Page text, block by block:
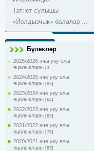
Татнет сулышы
«Йолдызчык» балалар ...
Бүлекләр
2025/2026 нчы уку елы
яңалыклары [3]
2024/2025 нче уку елы
яңалыклары [87]
2023/2024 нче уку елы
яңалыклары [64]
2022/2023 нче уку елы
яңалыклары [65]
2021/2022 нче уку елы
яңалыклары [78]
2020/2021 нче уку елы
яңалыклары [67]